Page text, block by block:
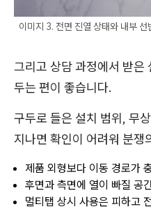
이미지 3. 전면 진열 상태와 내부
그리고 상담 과정에서 받은
두는 편이 좋습니다.
구두로 들은 설치 범위, 무
지나면 확인이 어려워 분쟁
제품 외형보다 이동 경로가
후면과 측면에 열이 빠질 공
멀티탭 상시 사용은 피하고